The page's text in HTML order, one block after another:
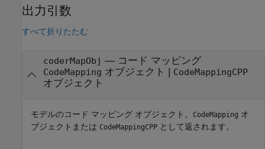
出力引数
すべて折りたたむ
coderMapObj — コード マッピング
CodeMapping オブジェクト | CodeMappingCPP
オブジェクト
モデルのコード マッピング オブジェクト。 CodeMapping オ
ブジェクトまたは CodeMappingCPP として返されます。